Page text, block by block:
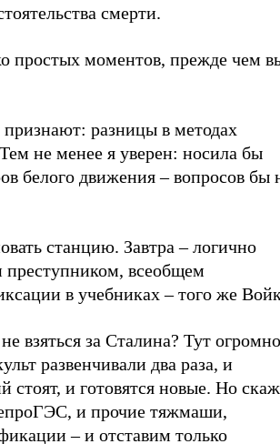
смерти.
простых моментов, прежде чем
разницы в методах
не менее я уверен: носила бы
белого движения – вопросов бы
станцию. Завтра – логично
преступником, всеобщем
в учебниках – того же
взяться за Сталина? Тут
развенчивали два раза, и
стоят, и готовятся новые. Но
и прочие тяжмаши,
– и отставим только